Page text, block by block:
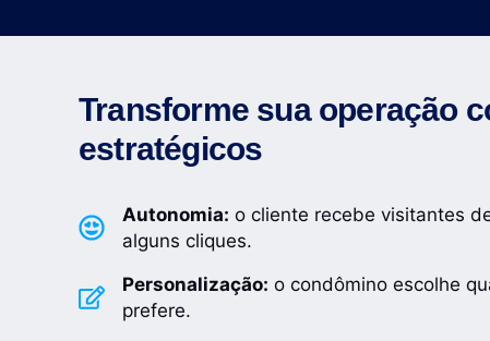
Transforme sua operação
estratégicos
Autonomia: o cliente recebe visitantes
alguns cliques.
Personalização: o condômino escolhe
prefere.